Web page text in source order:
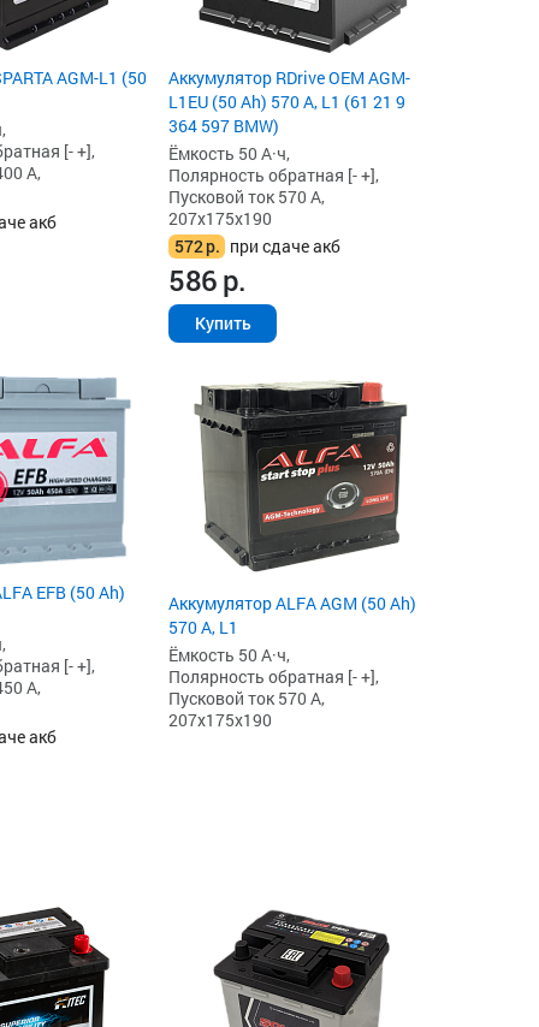
AGM-L1 (50
[- +],
А,
акб
Аккумулятор RDrive OEM AGM-
L1EU (50 Ah) 570 А, L1 (61 21 9
364 597 BMW)
Ёмкость 50 А·ч,
Полярность обратная [- +],
Пусковой ток 570 А,
207x175x190
572р. при сдаче акб
586р.
Купить
EFB (50 Ah)
[- +],
А,
акб
Аккумулятор ALFA AGM (50 Ah)
570 А, L1
Ёмкость 50 А·ч,
Полярность обратная [- +],
Пусковой ток 570 А,
207x175x190